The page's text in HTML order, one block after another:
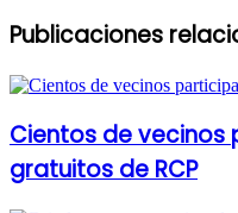
Publicaciones
Cientos de vecinos
gratuitos de RCP